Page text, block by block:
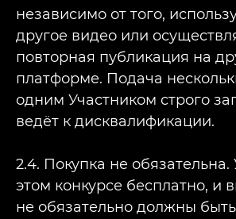
независимо от того,
другое видео или
повторная публикация на
платформе. Подача
одним Участником строго
ведёт к дисквалификации.
2.4. Покупка не обязательна.
этом конкурсе бесплатно, и
не обязательно должны